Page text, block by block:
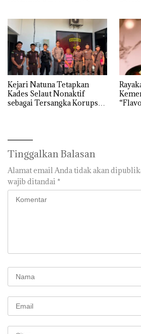
Kejari Natuna Tetapkan
Kades Selaut Nonaktif
sebagai Tersangka Korupsi
Tinggalkan Balasan
Alamat email Anda tidak akan
wajib ditandai *